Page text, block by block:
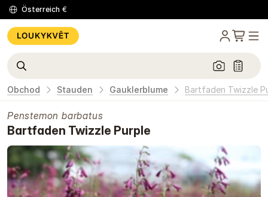
Österreich €
Obchod Stauden Gauklerblume Bartfaden Twizzle
Penstemon barbatus
Bartfaden Twizzle Purple